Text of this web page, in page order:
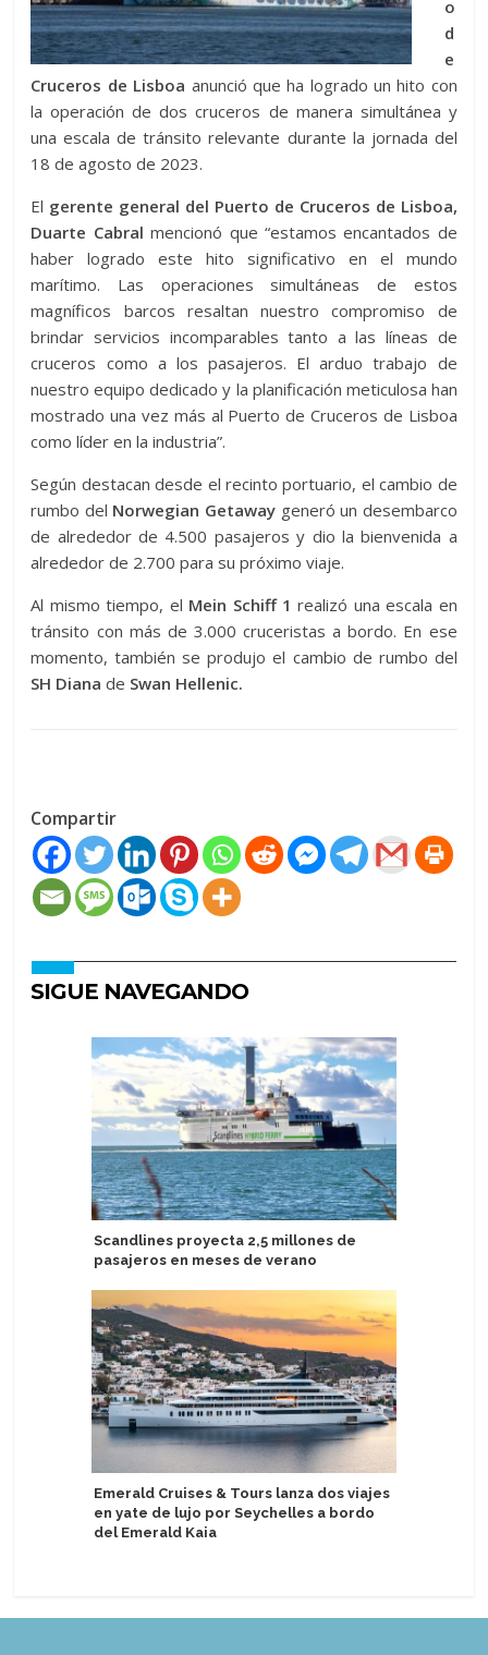
o
d
e
Cruceros de Lisboa anunció que ha logrado un hito con
la operación de dos cruceros de manera simultánea y
una escala de tránsito relevante durante la jornada del
18 de agosto de 2023.
El gerente general del Puerto de Cruceros de Lisboa,
Duarte Cabral mencionó que “estamos encantados de
haber logrado este hito significativo en el mundo
marítimo. Las operaciones simultáneas de estos
magníficos barcos resaltan nuestro compromiso de
brindar servicios incomparables tanto a las líneas de
cruceros como a los pasajeros. El arduo trabajo de
nuestro equipo dedicado y la planificación meticulosa han
mostrado una vez más al Puerto de Cruceros de Lisboa
como líder en la industria”.
Según destacan desde el recinto portuario, el cambio de
rumbo del Norwegian Getaway generó un desembarco
de alrededor de 4.500 pasajeros y dio la bienvenida a
alrededor de 2.700 para su próximo viaje.
Al mismo tiempo, el Mein Schiff 1 realizó una escala en
tránsito con más de 3.000 cruceristas a bordo. En ese
momento, también se produjo el cambio de rumbo del
SH Diana de Swan Hellenic.
Compartir
SIGUE NAVEGANDO
Scandlines proyecta 2,5 millones de
pasajeros en meses de verano
Emerald Cruises & Tours lanza dos viajes
en yate de lujo por Seychelles a bordo
del Emerald Kaia